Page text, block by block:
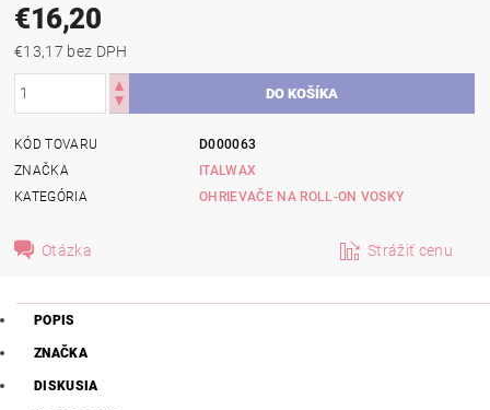
€16,20
€13,17 bez DPH
KÓD TOVARU
D000063
ZNAČKA
ITALWAX
KATEGÓRIA
OHRIEVAČE NA ROLL-ON VOSKY
Otázka Strážiť cenu
POPIS
ZNAČKA
DISKUSIA